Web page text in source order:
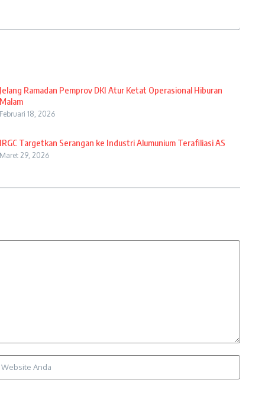
Jelang Ramadan Pemprov DKI Atur Ketat Operasional Hiburan
Malam
Februari 18, 2026
IRGC Targetkan Serangan ke Industri Alumunium Terafiliasi AS
Maret 29, 2026